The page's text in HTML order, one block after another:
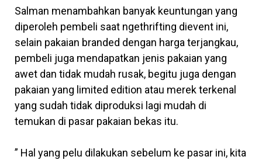
Salman menambahkan banyak keuntungan yang
diperoleh pembeli saat ngethrifting dievent ini,
selain pakaian branded dengan harga terjangkau,
pembeli juga mendapatkan jenis pakaian yang
awet dan tidak mudah rusak, begitu juga dengan
pakaian yang limited edition atau merek terkenal
yang sudah tidak diproduksi lagi mudah di
temukan di pasar pakaian bekas itu.
” Hal yang pelu dilakukan sebelum ke pasar ini, kita